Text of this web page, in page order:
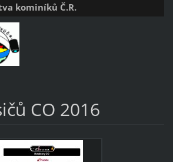
kominíků Č.R.
CO 2016